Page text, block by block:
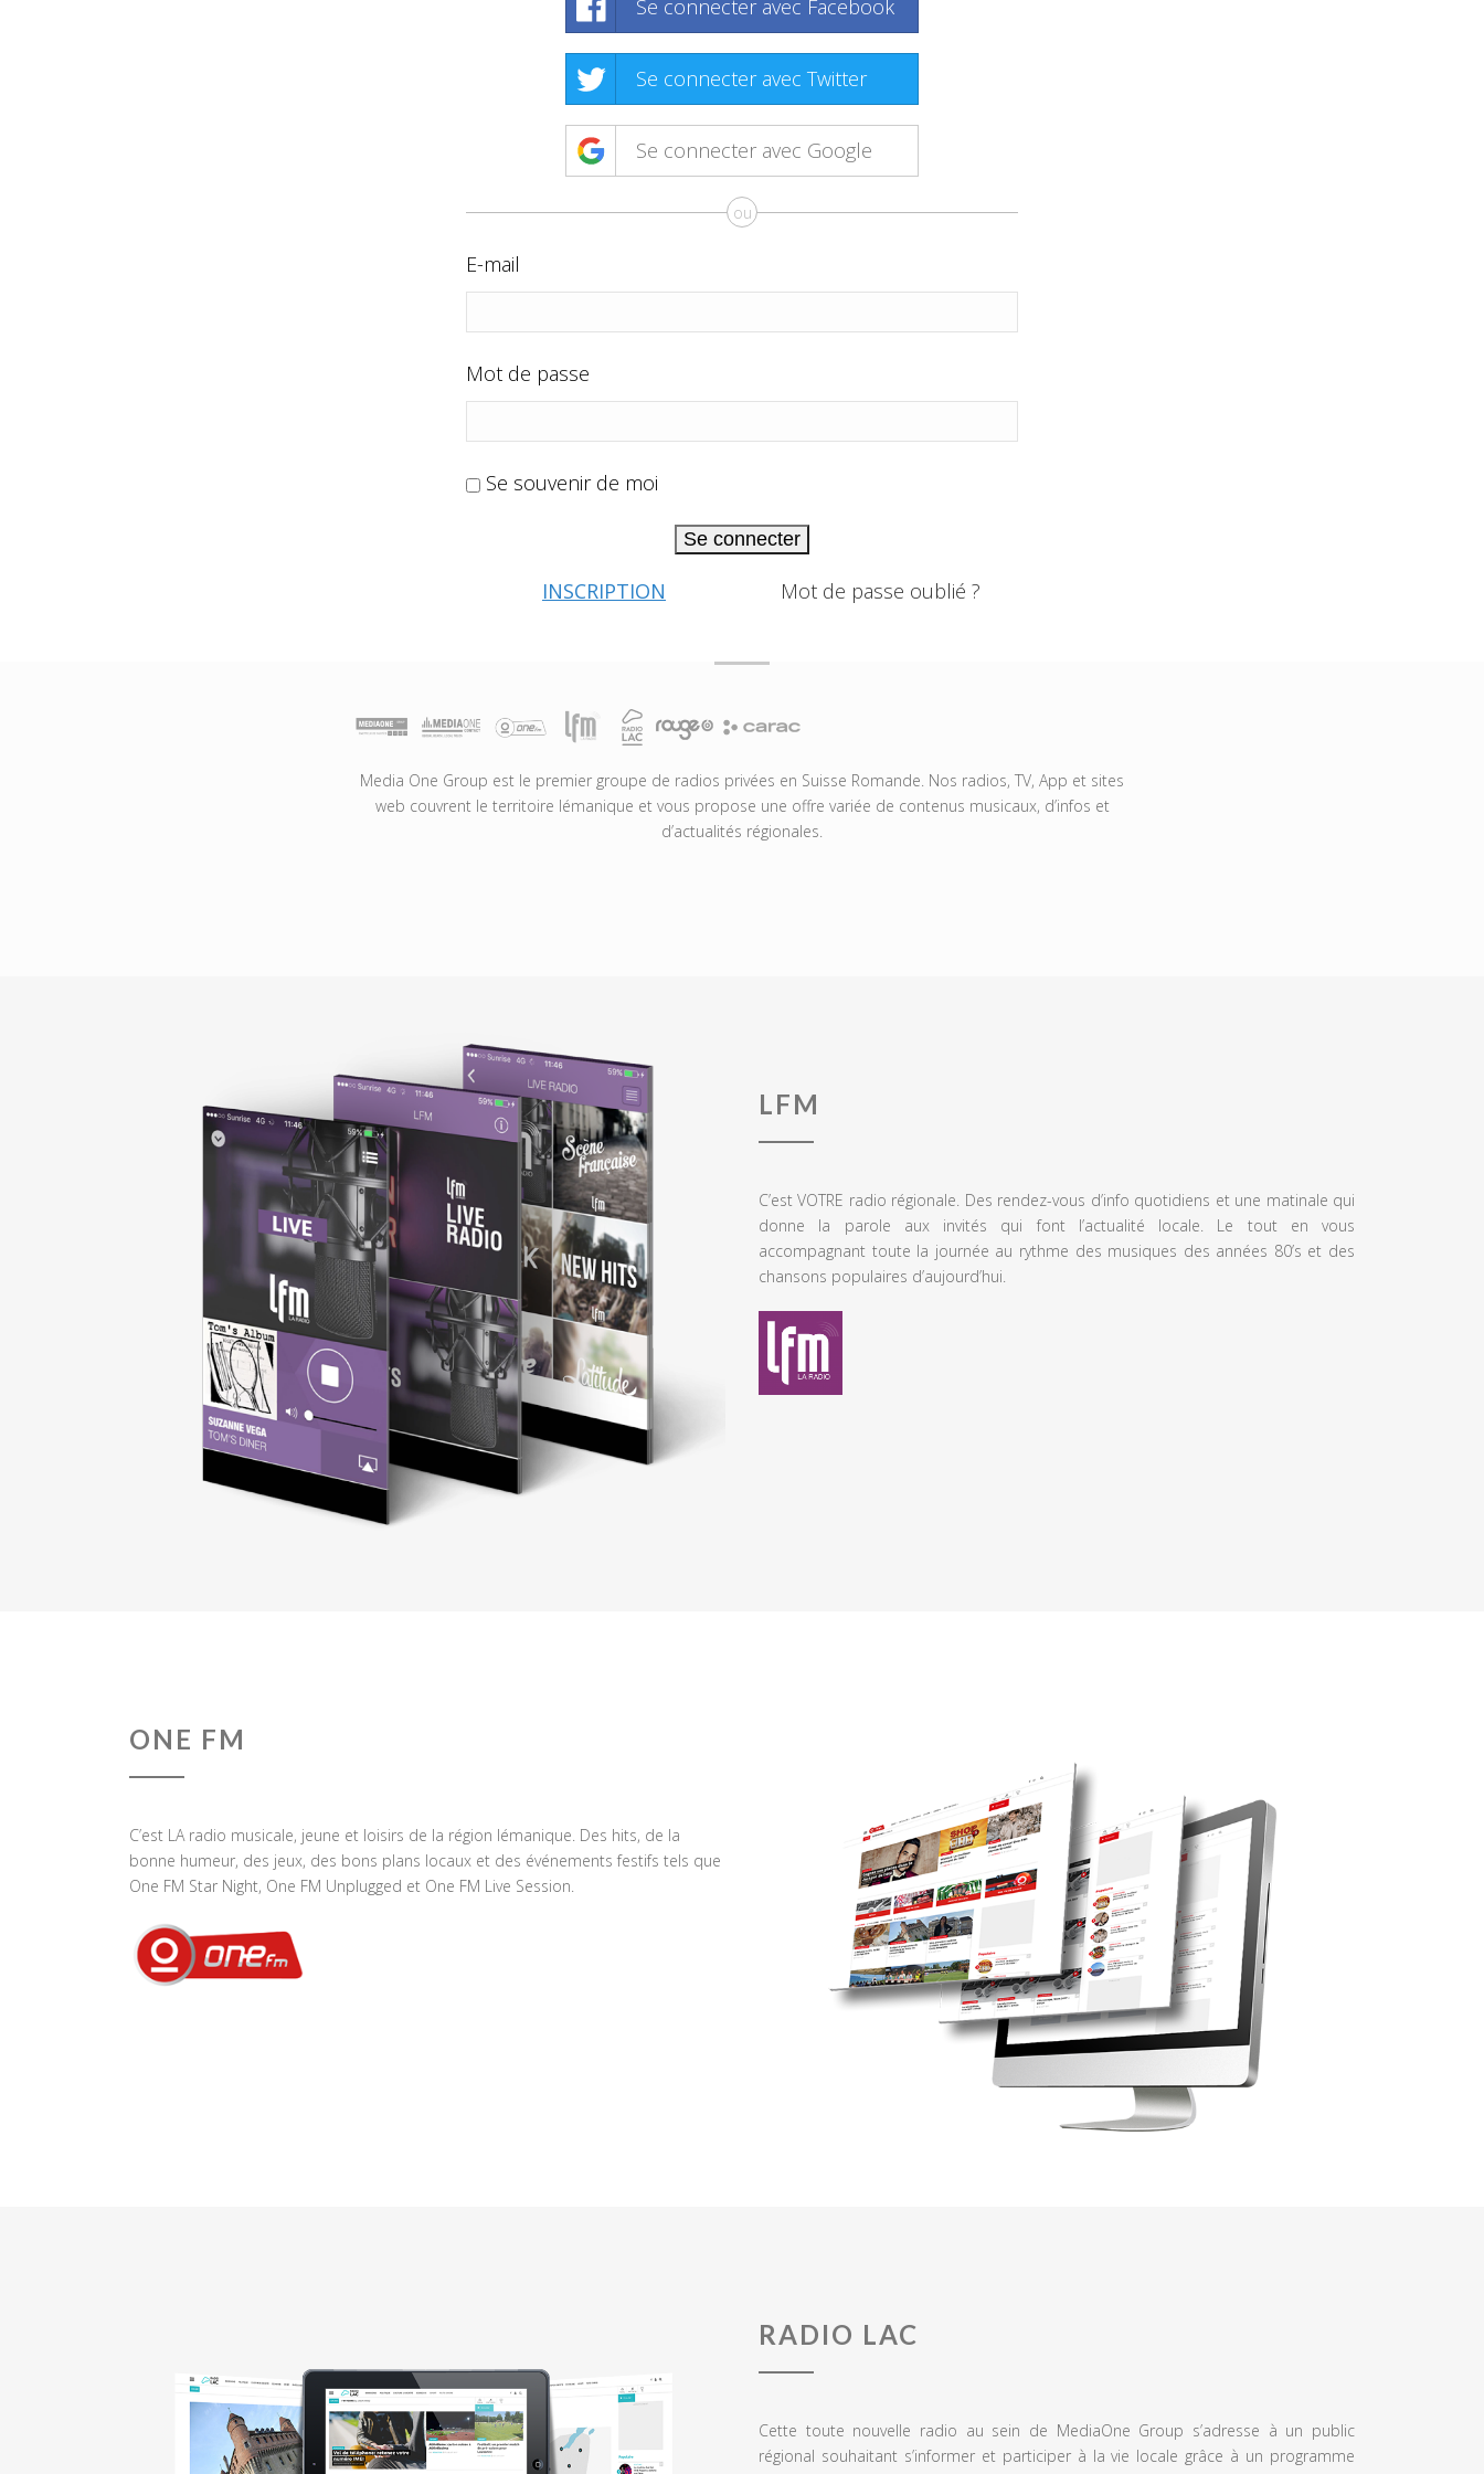
Se connecter avec Facebook
Se connecter avec Twitter
Se connecter avec Google
ou
E-mail
Mot de passe
Se souvenir de moi
Se connecter
INSCRIPTION Mot de passe oublié ?
Media One Group est le premier groupe de radios privées en Suisse Romande. Nos radios, TV, App et sites
web couvrent le territoire lémanique et vous propose une offre variée de contenus musicaux, d’infos et
d’actualités régionales.
LFM
C’est VOTRE radio régionale. Des rendez-vous d’info quotidiens et une matinale qui
donne la parole aux invités qui font l’actualité locale. Le tout en vous
accompagnant toute la journée au rythme des musiques des années 80’s et des
chansons populaires d’aujourd’hui.
ONE FM
C’est LA radio musicale, jeune et loisirs de la région lémanique. Des hits, de la
bonne humeur, des jeux, des bons plans locaux et des événements festifs tels que
One FM Star Night, One FM Unplugged et One FM Live Session.
RADIO LAC
Cette toute nouvelle radio au sein de MediaOne Group s’adresse à un public
régional souhaitant s’informer et participer à la vie locale grâce à un programme